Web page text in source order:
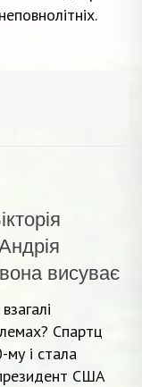
висуває
Спартц
і стала
США